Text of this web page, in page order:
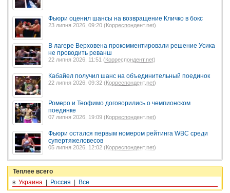
Фьюри оценил шансы на возвращение Кличко в бокс
23 липня 2026, 09:20 (Корреспондент.net)
В лагере Верховена прокомментировали решение Усика
не проводить реванш
22 липня 2026, 11:51 ( Корреспондент.net)
Кабайел получил шанс на объединительный поединок
22 липня 2026, 09:32 (Корреспондент.net)
Ромеро и Теофимо договорились о чемпионском
поединке
07 липня 2026, 19:09 ( Корреспондент.net)
Фьюри остался первым номером рейтинга WBC среди
супертяжеловесов
05 липня 2026, 12:02 (Корреспондент.net)
Теплее всего
в Украина Россия Все